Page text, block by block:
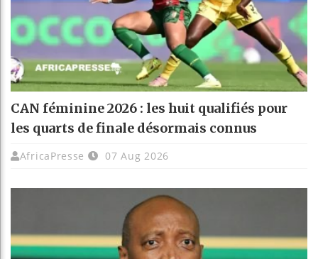
CAN féminine 2026 : les huit qualifiés pour
les quarts de finale désormais connus
AfricaPresse 07 Aug 2026